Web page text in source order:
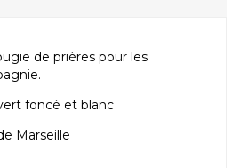
de prières pour les
foncé et blanc
Marseille